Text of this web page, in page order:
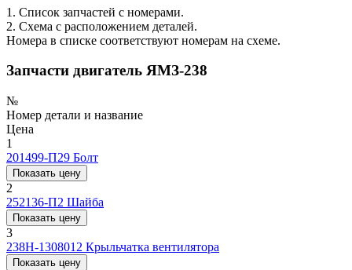
1. Список запчастей с номерами.
2. Схема с расположением деталей.
Номера в списке соответствуют номерам на схеме.
Запчасти двигатель ЯМЗ-238
№
Номер детали и название
Цена
1
201499-П29 Болт
Показать цену
2
252136-П2 Шайба
Показать цену
3
238Н-1308012 Крыльчатка вентилятора
Показать цену